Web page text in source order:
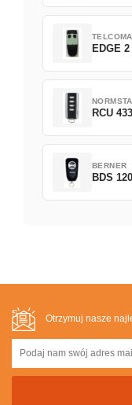
TELCOMA
EDGE 2
RCU
BERNER
BDS 120
Otrzymuj nasze